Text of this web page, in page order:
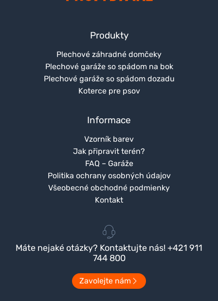
Produkty
Plechové záhradné domčeky
Plechové garáže so spádom na bok
Plechové garáže so spádom dozadu
Koterce pre psov
Informace
Vzorník barev
Jak připravit terén?
FAQ – Garáže
Politika ochrany osobných údajov
Všeobecné obchodné podmienky
Kontakt
Máte nejaké otázky? Kontaktujte nás! +421 911
744 800
Zavolejte nám